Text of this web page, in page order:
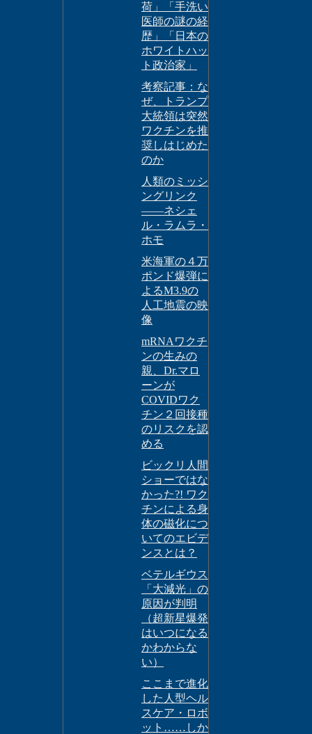
荷」「手洗い
医師の謎の経
歴」「日本の
ホワイトハッ
ト政治家」
考察記事：な
ぜ、トランプ
大統領は突然
ワクチンを推
奨しはじめた
のか
人類のミッシ
ングリンク
――ネシェ
ル・ラムラ・
ホモ
米海軍の４万
ポンド爆弾に
よるM3.9の
人工地震の映
像
mRNAワクチ
ンの生みの
親、Dr.マロ
ーンが
COVIDワク
チン２回接種
のリスクを認
める
ビックリ人間
ショーではな
かった?! ワク
チンによる身
体の磁化につ
いてのエビデ
ンスとは？
ベテルギウス
「大減光」の
原因が判明
（超新星爆発
はいつになる
かわからな
い）
ここまで進化
した人型ヘル
スケア・ロボ
ット……しか